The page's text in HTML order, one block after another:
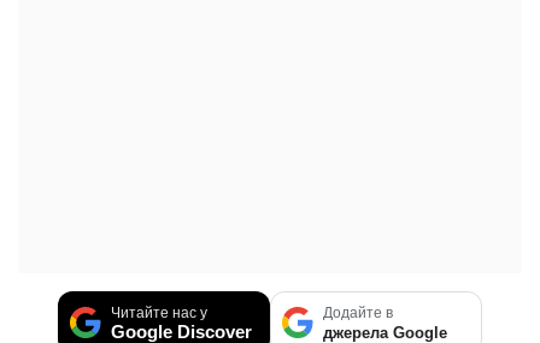
Читайте нас у
Google Discover
Додайте в
джерела Google